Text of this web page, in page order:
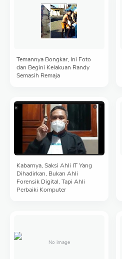
Temannya Bongkar, Ini Foto
dan Begini Kelakuan Randy
Semasih Remaja
Kabarnya, Saksi Ahli IT Yang
Dihadirkan, Bukan Ahli
Forensik Digital, Tapi Ahli
Perbaiki Komputer